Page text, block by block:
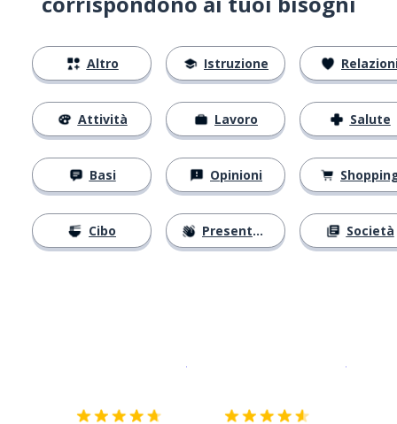
Altro
Attività
Basi
Cibo
Istruzione
Lavoro
Opinioni
Presentarsi
Salute
Società